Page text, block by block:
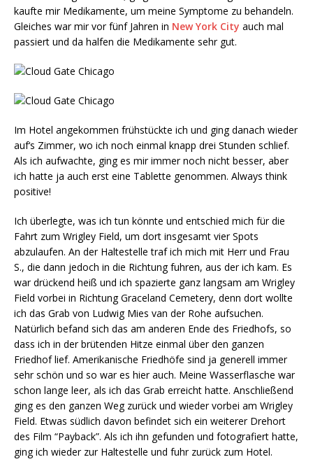
kaufte mir Medikamente, um meine Symptome zu behandeln.
Gleiches war mir vor fünf Jahren in New York City auch mal
passiert und da halfen die Medikamente sehr gut.
Im Hotel angekommen frühstückte ich und ging danach wieder
auf‘s Zimmer, wo ich noch einmal knapp drei Stunden schlief.
Als ich aufwachte, ging es mir immer noch nicht besser, aber
ich hatte ja auch erst eine Tablette genommen. Always think
positive!
Ich überlegte, was ich tun könnte und entschied mich für die
Fahrt zum Wrigley Field, um dort insgesamt vier Spots
abzulaufen. An der Haltestelle traf ich mich mit Herr und Frau
S., die dann jedoch in die Richtung fuhren, aus der ich kam. Es
war drückend heiß und ich spazierte ganz langsam am Wrigley
Field vorbei in Richtung Graceland Cemetery, denn dort wollte
ich das Grab von Ludwig Mies van der Rohe aufsuchen.
Natürlich befand sich das am anderen Ende des Friedhofs, so
dass ich in der brütenden Hitze einmal über den ganzen
Friedhof lief. Amerikanische Friedhöfe sind ja generell immer
sehr schön und so war es hier auch. Meine Wasserflasche war
schon lange leer, als ich das Grab erreicht hatte. Anschließend
ging es den ganzen Weg zurück und wieder vorbei am Wrigley
Field. Etwas südlich davon befindet sich ein weiterer Drehort
des Film “Payback”. Als ich ihn gefunden und fotografiert hatte,
ging ich wieder zur Haltestelle und fuhr zurück zum Hotel.